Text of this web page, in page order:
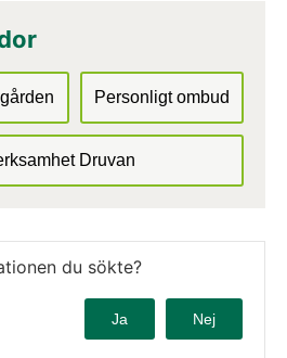
Personligt ombud
Druvan
du sökte?
Ja Nej